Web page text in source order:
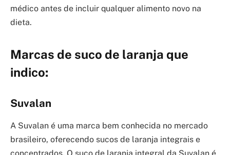
médico antes de incluir qualquer alimento novo na
dieta.
Marcas de suco de laranja que
indico:
Suvalan
A Suvalan é uma marca bem conhecida no mercado
brasileiro, oferecendo sucos de laranja integrais e